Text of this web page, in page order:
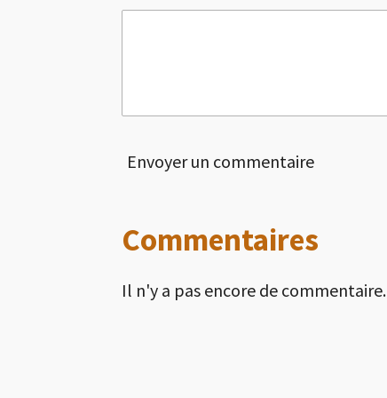
Envoyer un commentaire
Commentaires
Il n'y a pas encore de commentaire.